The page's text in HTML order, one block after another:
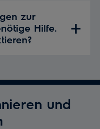
zur
Hilfe.
und